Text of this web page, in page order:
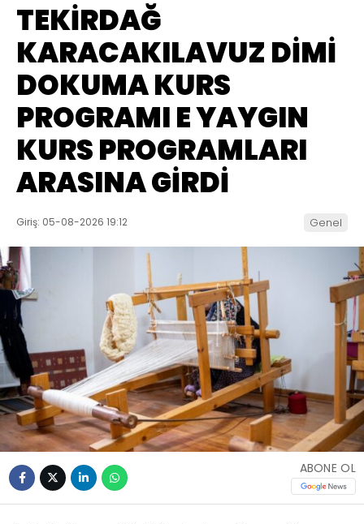
TEKİRDAĞ
KARACAKILAVUZ DİMİ
DOKUMA KURS
PROGRAMI E YAYGIN
KURS PROGRAMLARI
ARASINA GİRDİ
Giriş: 05-08-2026 19:12 Genel
ABONE OL